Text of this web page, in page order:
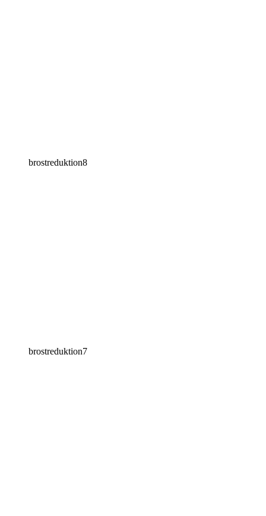
brostreduktion8
brostreduktion7